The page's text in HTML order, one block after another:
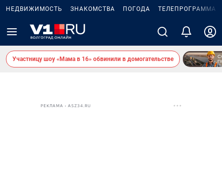
НЕДВИЖИМОСТЬ ЗНАКОМСТВА ПОГОДА ТЕЛЕПРОГРАММА
Участницу шоу «Мама в 16» обвинили в домогательстве
РЕКЛАМА • ASZ34.RU